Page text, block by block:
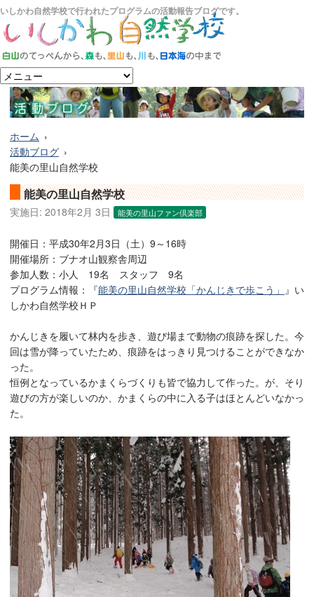
いしかわ自然学校で行われたプログラムの活動報告ブログです。
ホーム
活動ブログ
能美の里山自然学校
能美の里山自然学校
実施日: 2018年2月 3日 能美の里山ファン倶楽部
開催日：平成30年2月3日（土）9～16時
開催場所：ブナオ山観察舎周辺
参加人数：小人 19名 スタッフ 9名
プログラム情報：『能美の里山自然学校「かんじきで歩こう」 』い
しかわ自然学校ＨＰ
かんじきを履いて林内を歩き、遊び場まで動物の痕跡を探した。今
回は雪が降っていたため、痕跡をはっきり見つけることができなか
った。
恒例となっているかまくらづくりも皆で協力して作った。が、そり
遊びの方が楽しいのか、かまくらの中に入る子はほとんどいなかっ
た。